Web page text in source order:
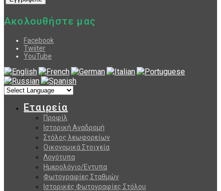
Ακολουθήστε μας
Facebook
Twiiter
YouTube
Εταιρεία
Προφίλ
Ιστορική Αναδρομή
Στόλος λεωφορείων
Οικονομικά Στοιχεία
Λογότυπα
Ημερολόγιο/Εντυπα
Φωτογραφίες Σταθμών
Ιστορικές Φωτογραφίες Στόλου